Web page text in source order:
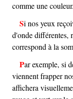
comme une couleur.
Si nos yeux reçoivent des sources lumineuses de longueur
d'onde différentes,
correspond à la
Par exemple, si de la lumière rouge et de la lumière verte
viennent frapper
affichera